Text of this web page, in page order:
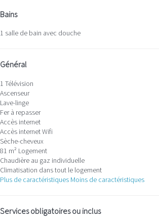
Bains
1 salle de bain avec douche
Général
1 Télévision
Ascenseur
Lave-linge
Fer à repasser
Accès internet
Accès internetWifi
Sèche-cheveux
81 m² Logement
Chaudière au gaz individuelle
Climatisation dans tout le logement
Plus de caractéristiques Moins de caractéristiques
Services obligatoires ou inclus